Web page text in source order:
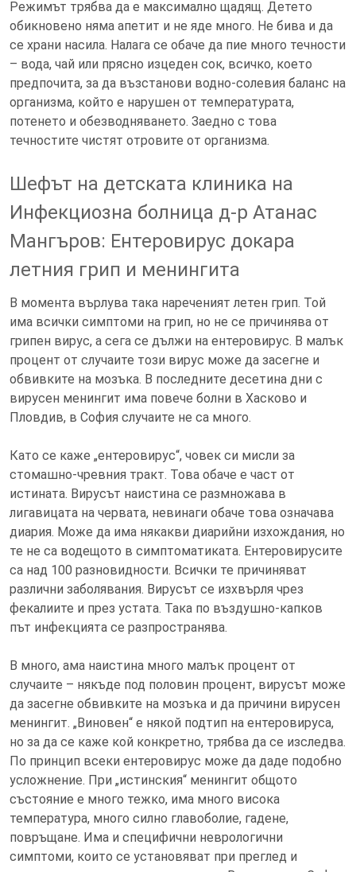
Режимът трябва да е максимално щадящ. Детето
обикновено няма апетит и не яде много. Не бива и да
се храни насила. Налага се обаче да пие много течности
– вода, чай или прясно изцеден сок, всичко, което
предпочита, за да възстанови водно-солевия баланс на
организма, който е нарушен от температурата,
потенето и обезводняването. Заедно с това
течностите чистят отровите от организма.
Шефът на детската клиника на
Инфекциозна болница д-р Атанас
Мангъров: Ентеровирус докара
летния грип и менингита
В момента върлува така нареченият летен грип. Той
има всички симптоми на грип, но не се причинява от
грипен вирус, а сега се дължи на ентеровирус. В малък
процент от случаите този вирус може да засегне и
обвивките на мозъка. В последните десетина дни с
вирусен менингит има повече болни в Хасково и
Пловдив, в София случаите не са много.
Като се каже „ентеровирус“, човек си мисли за
стомашно-чревния тракт. Това обаче е част от
истината. Вирусът наистина се размножава в
лигавицата на червата, невинаги обаче това означава
диария. Може да има някакви диарийни изхождания, но
те не са водещото в симптоматиката. Ентеровирусите
са над 100 разновидности. Всички те причиняват
различни заболявания. Вирусът се изхвърля чрез
фекалиите и през устата. Така по въздушно-капков
път инфекцията се разпространява.
В много, ама наистина много малък процент от
случаите – някъде под половин процент, вирусът може
да засегне обвивките на мозъка и да причини вирусен
менингит. „Виновен“ е някой подтип на ентеровируса,
но за да се каже кой конкретно, трябва да се изследва.
По принцип всеки ентеровирус може да даде подобно
усложнение. При „истинския“ менингит общото
състояние е много тежко, има много висока
температура, много силно главоболие, гадене,
повръщане. Има и специфични неврологични
симптоми, които се установяват при преглед и